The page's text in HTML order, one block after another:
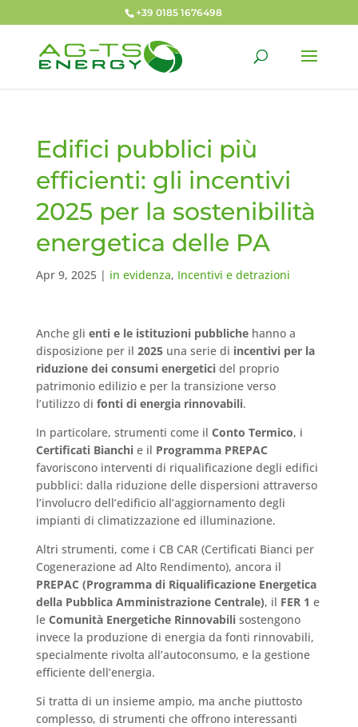
+39 0185 1676498
Edifici pubblici più
efficienti: gli incentivi
2025 per la sostenibilità
energetica delle PA
Apr 9, 2025| in evidenza, Incentivi e detrazioni
Anche gli enti e le istituzioni pubblichehanno a
disposizione per il 2025una serie di incentivi per la
riduzione dei consumi energeticidel proprio
patrimonio edilizio e per la transizione verso
l’utilizzo di fonti di energia rinnovabili.
In particolare, strumenti come il Conto Termico, i
Certificati Bianchie il Programma PREPAC
favoriscono interventi di riqualificazione degli edifici
pubblici: dalla riduzione delle dispersioni attraverso
l’involucro dell’edificio all’aggiornamento degli
impianti di climatizzazione ed illuminazione.
Altri strumenti, come i CB CAR (Certificati Bianci per
Cogenerazione ad Alto Rendimento), ancora il
PREPAC (Programma di Riqualificazione Energetica
della Pubblica Amministrazione Centrale), il FER 1 e
le Comunità Energetiche Rinnovabilisostengono
invece la produzione di energia da fonti rinnovabili,
specialmente rivolta all’autoconsumo, e la gestione
efficiente dell’energia.
Si tratta di un insieme ampio, ma anche piuttosto
complesso, di strumenti che offrono interessanti